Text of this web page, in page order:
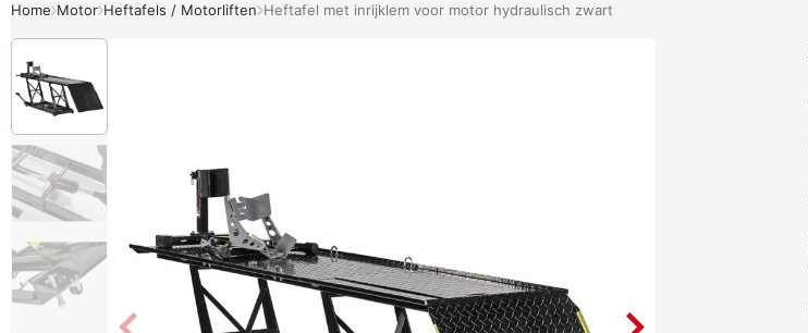
Home Motor Heftafels / Motorliften Heftafel met inrijklem voor motor hydraulisch zwart